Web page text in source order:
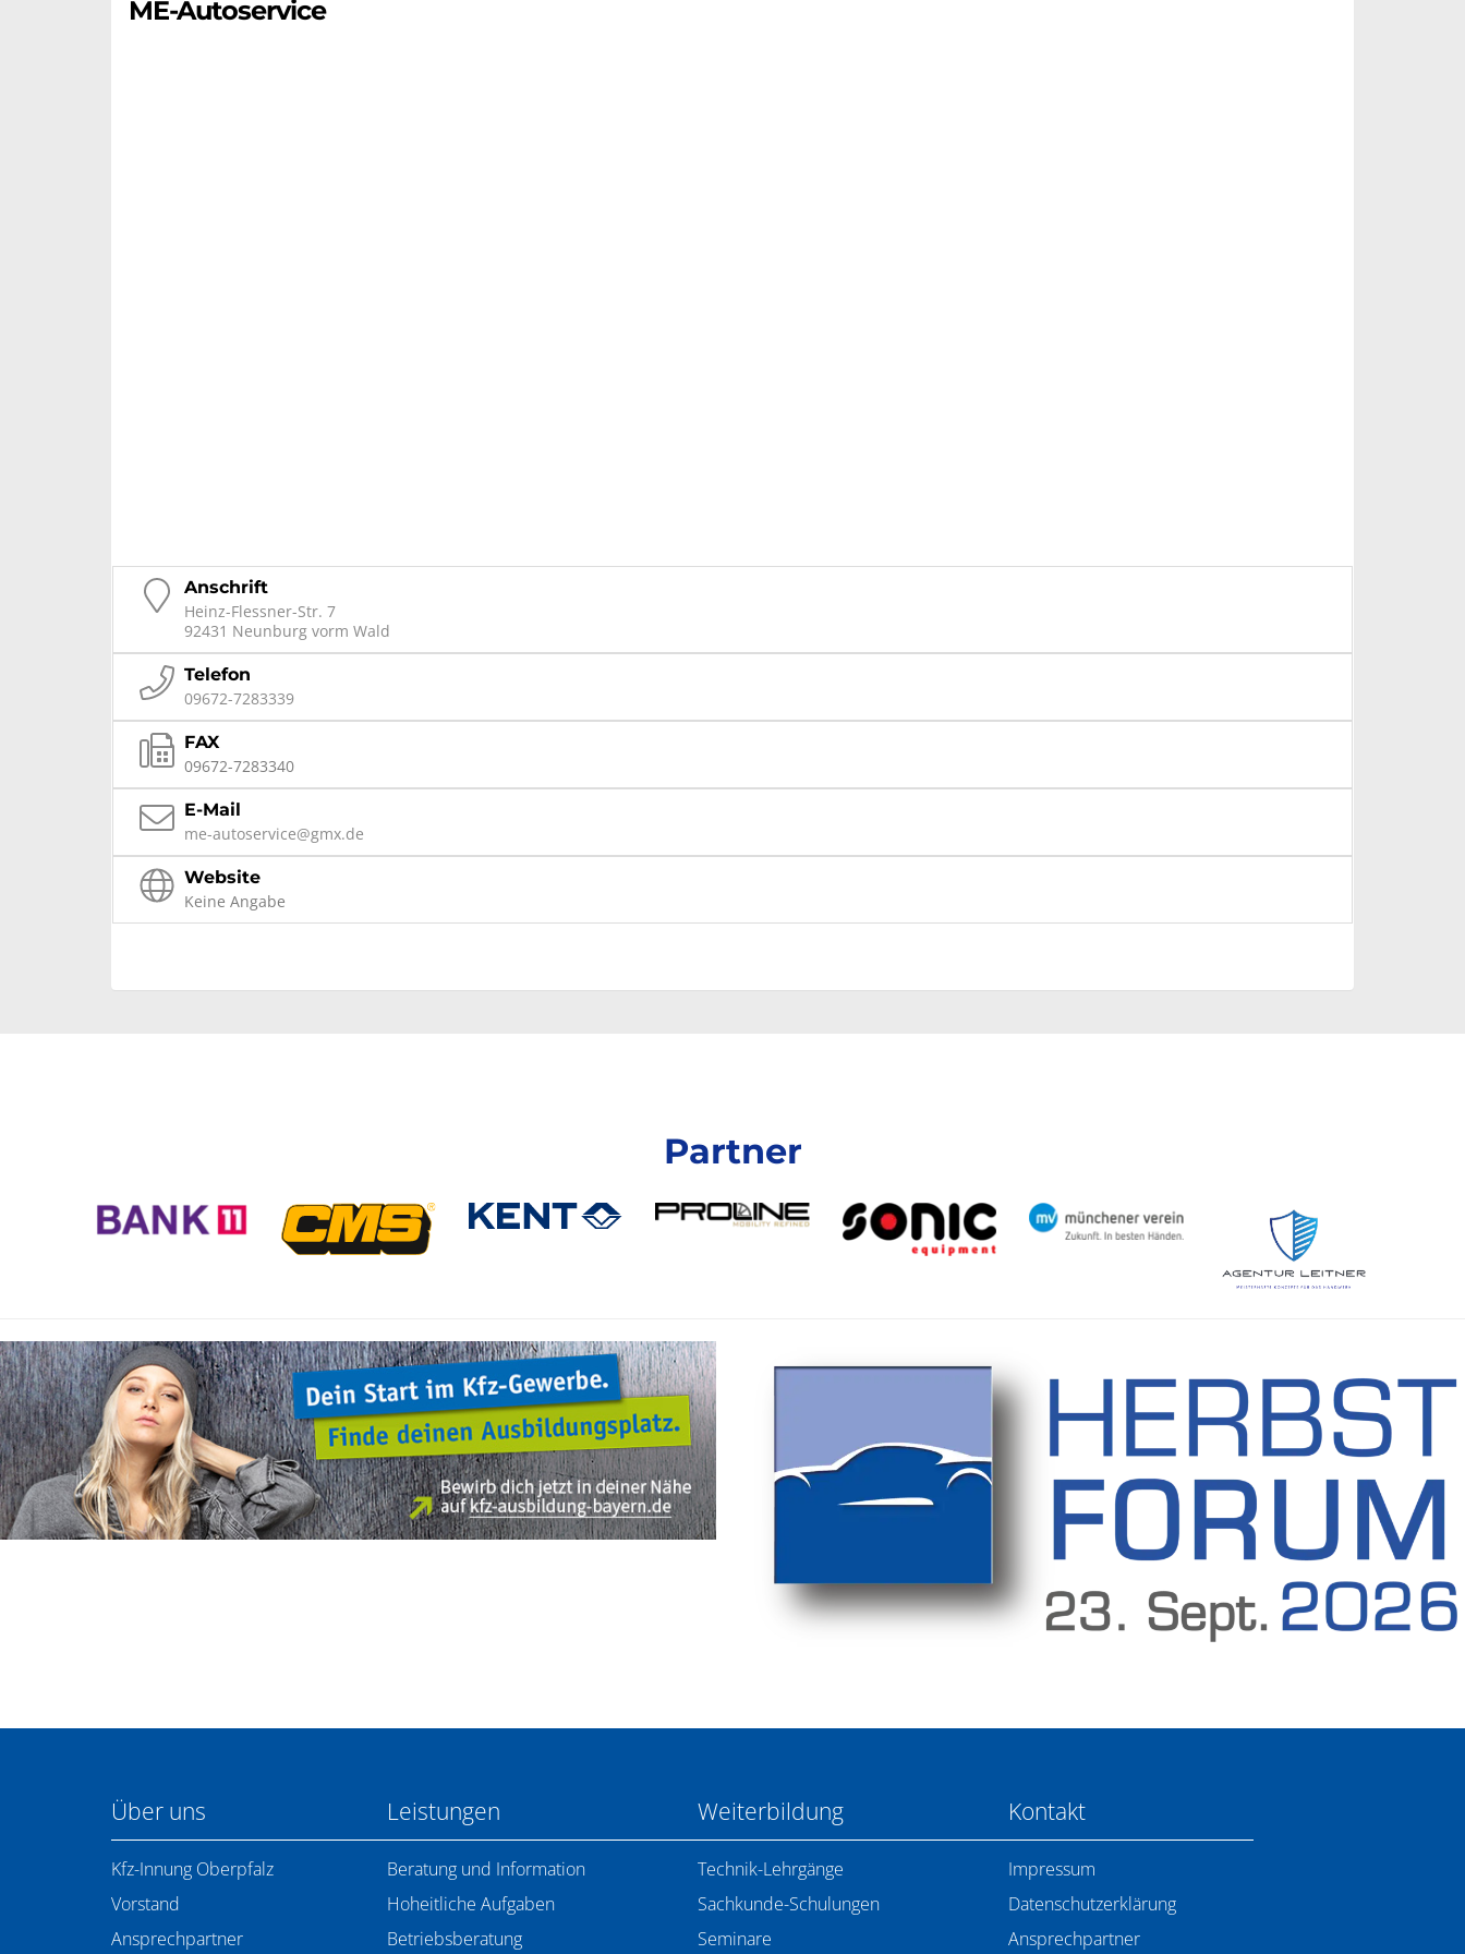
ME-Autoservice
Anschrift
Heinz-Flessner-Str. 7
92431 Neunburg vorm Wald
Telefon
09672-7283339
FAX
09672-7283340
E-Mail
me-autoservice@gmx.de
Website
Keine Angabe
Partner
Über uns
Kfz-Innung Oberpfalz
Vorstand
Ansprechpartner
Leistungen
Beratung und Information
Hoheitliche Aufgaben
Betriebsberatung
Weiterbildung
Technik-Lehrgänge
Sachkunde-Schulungen
Seminare
Kontakt
Impressum
Datenschutzerklärung
Ansprechpartner